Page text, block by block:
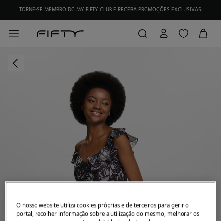
TORNE-SE MEMBRO DO MY FIFTY CLUB E RECEBA PROMOÇÕES EXCLUSIVAS.
O nosso website utiliza cookies próprias e de terceiros para gerir o
portal, recolher informação sobre a utilização do mesmo, melhorar os